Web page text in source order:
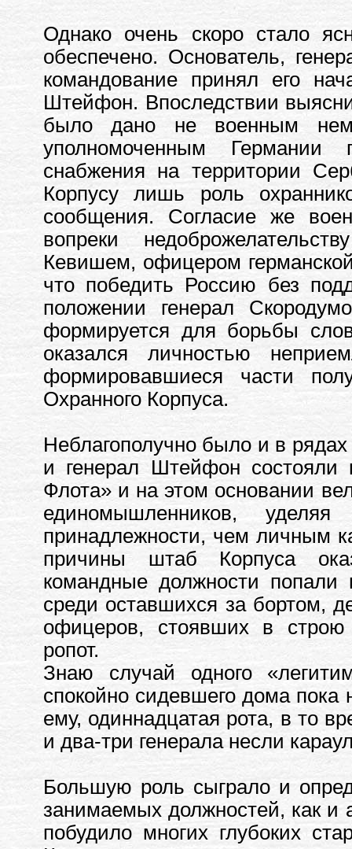
Однако очень скоро стало
обеспечено. Основатель,
командование принял его
Штейфон. Впоследствии
было дано не военным
уполномоченным
снабжения на территории
Корпусу лишь роль
сообщения. Согласие же
вопреки
Кевишем, офицером
что победить Россию без
положении генерал
формируется для борьбы
оказался личностью
формировавшиеся части
Охранного Корпуса.
Неблагополучно было и в
и генерал Штейфон
Флота» и на этом основании
единомышленников,
принадлежности, чем личным
причины штаб Корпуса
командные должности
среди оставшихся за бортом,
офицеров, стоявших в строю
ропот.
Знаю случай одного
спокойно сидевшего дома
ему, одиннадцатая рота, в то
и два-три генерала несли
Большую роль сыграло и
занимаемых должностей, как и
побудило многих глубоких